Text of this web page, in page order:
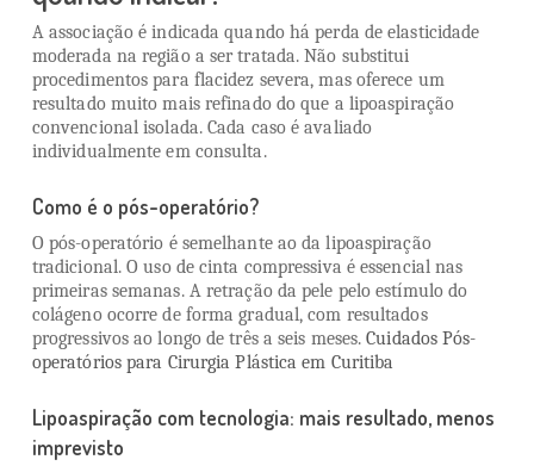
A associação é indicada quando há perda de elasticidade
moderada na região a ser tratada. Não substitui
procedimentos para flacidez severa, mas oferece um
resultado muito mais refinado do que a lipoaspiração
convencional isolada. Cada caso é avaliado
individualmente em consulta.
Como é o pós-operatório?
O pós-operatório é semelhante ao da lipoaspiração
tradicional. O uso de cinta compressiva é essencial nas
primeiras semanas. A retração da pele pelo estímulo do
colágeno ocorre de forma gradual, com resultados
progressivos ao longo de três a seis meses.Cuidados Pós-
operatórios para Cirurgia Plástica em Curitiba
Lipoaspiração com tecnologia: mais resultado, menos
imprevisto